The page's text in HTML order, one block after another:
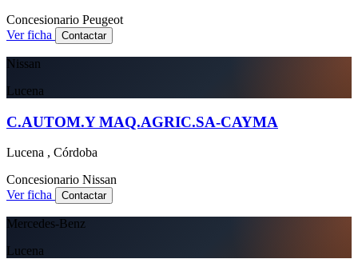
Concesionario Peugeot
Ver ficha
Contactar
Nissan
Lucena
C.AUTOM.Y MAQ.AGRIC.SA-CAYMA
Lucena , Córdoba
Concesionario Nissan
Ver ficha
Contactar
Mercedes-Benz
Lucena